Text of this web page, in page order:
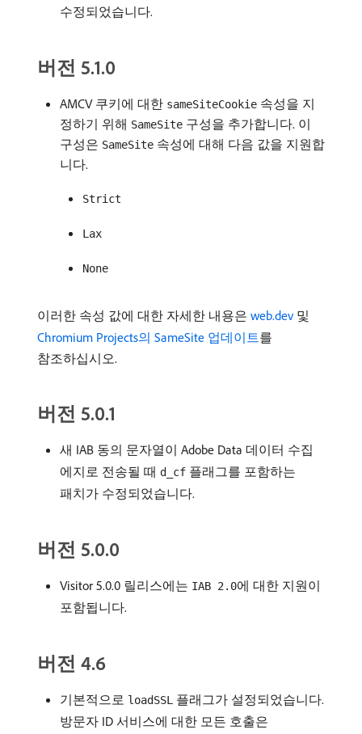
수정되었습니다.
버전 5.1.0
AMCV 쿠키에 대한 sameSiteCookie 속성을 지
정하기 위해 SameSite 구성을 추가합니다. 이
구성은 SameSite 속성에 대해 다음 값을 지원합
니다.
Strict
Lax
None
이러한 속성 값에 대한 자세한 내용은 web.dev 및
Chromium Projects의 SameSite 업데이트를
참조하십시오.
버전 5.0.1
새 IAB 동의 문자열이 Adobe Data 데이터 수집
에지로 전송될 때 d_cf 플래그를 포함하는
패치가 수정되었습니다.
버전 5.0.0
Visitor 5.0.0 릴리스에는 IAB 2.0에 대한 지원이
포함됩니다.
버전 4.6
기본적으로 loadSSL
플래그가 설정되었습니다.
방문자 ID 서비스에 대한 모든 호출은